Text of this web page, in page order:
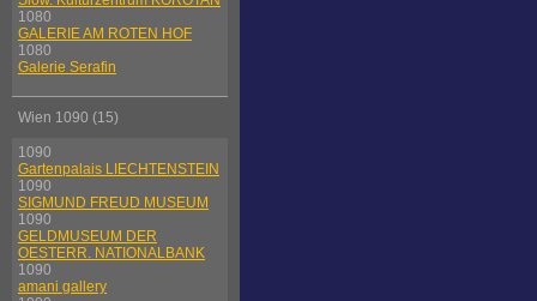
1080
GALERIE AM ROTEN HOF
1080
Galerie Serafin
Wien 1090 (15)
1090
Gartenpalais LIECHTENSTEIN
1090
SIGMUND FREUD MUSEUM
1090
GELDMUSEUM DER
OESTERR. NATIONALBANK
1090
amani gallery